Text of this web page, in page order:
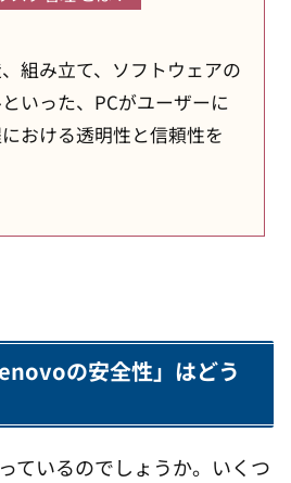
組み立て、ソフトウェアの
いった、PCがユーザーに
おける透明性と信頼性を
の安全性」はどう
ているのでしょうか。いくつ